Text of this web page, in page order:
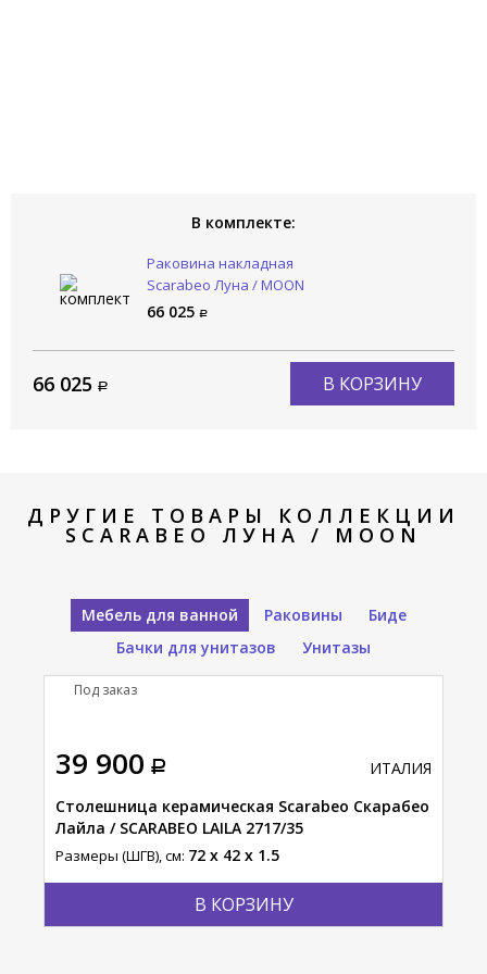
В комплекте:
Раковина накладная
Scarabeo Луна / MOON
5503/54
66 025
66 025 В КОРЗИНУ
ДРУГИЕ ТОВАРЫ КОЛЛЕКЦИИ
SCARABEO ЛУНА / MOON
Мебель для ванной Раковины
Биде
Бачки для унитазов
Унитазы
39 900
В КОРЗИНУ
ИТАЛИЯ
Столешница керамическая Scarabeo Скарабео
Лайла / SCARABEO LAILA 2717/35
Размеры (ШГВ), см: 72 x 42 x 1.5
Под заказ